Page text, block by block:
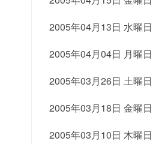
2005年04月13日 水曜日
2005年04月04日 月曜日
2005年03月26日 土曜日
2005年03月18日 金曜日
2005年03月10日 木曜日